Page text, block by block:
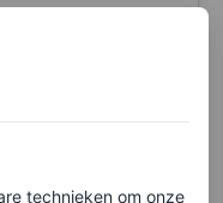
technieken om onze